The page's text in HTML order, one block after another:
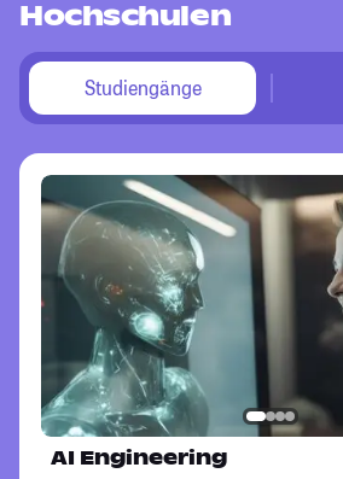
Hochschulen
Studiengänge
AI Engineering